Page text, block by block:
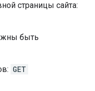
страницы сайта:
быть
GET